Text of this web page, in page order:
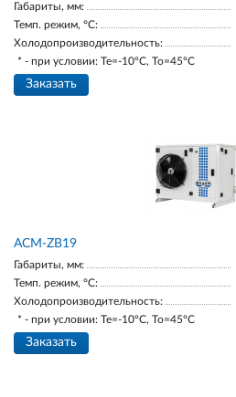
Габариты, мм:
Темп. режим, °С:
Холодопроизводительность:
* - при условии: Te=-10ºC, To=45ºC
Заказать
ACM-ZB19
Габариты, мм:
Темп. режим, °С:
Холодопроизводительность:
* - при условии: Te=-10ºC, To=45ºC
Заказать